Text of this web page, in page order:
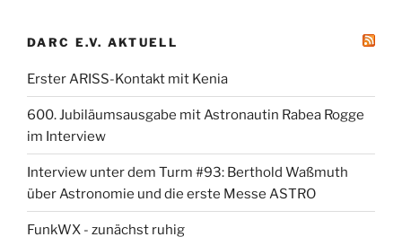
DARC E.V. AKTUELL
Erster ARISS-Kontakt mit Kenia
600. Jubiläumsausgabe mit Astronautin Rabea Rogge
im Interview
Interview unter dem Turm #93: Berthold Waßmuth
über Astronomie und die erste Messe ASTRO
FunkWX - zunächst ruhig